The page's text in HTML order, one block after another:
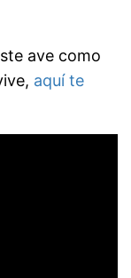
ave como
aquí te